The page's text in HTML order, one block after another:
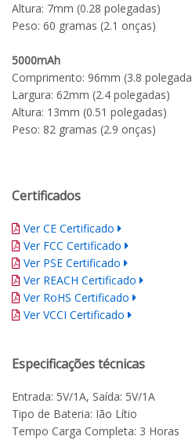
Altura: 7mm (0.28 polegadas)
Peso: 60 gramas (2.1 onças)
5000mAh
Comprimento: 96mm (3.8
Largura: 62mm (2.4 polegadas)
Altura: 13mm (0.51 polegadas)
Peso: 82 gramas (2.9 onças)
Certificados
Ver CE Certificado
Ver FCC Certificado
Ver PSE Certificado
Ver REACH Certificado
Ver RoHS Certificado
Ver VCCI Certificado
Especificações técnicas
Entrada: 5V/1A, Saída: 5V/1A
Tipo de Bateria: Ião Lítio
Tempo Carga Completa: 3 Horas